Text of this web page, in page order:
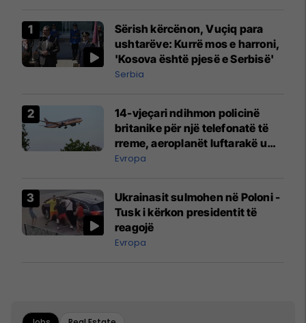
Sërish kërcënon, Vuçiq para
ushtarëve: Kurrë mos e harroni,
'Kosova është pjesë e Serbisë'
Serbia
14-vjeçari ndihmon policinë
britanike për një telefonatë të
rreme, aeroplanët luftarakë u
ngritën në ajër për të
Mançesterit
Evropa
Ukrainasit sulmohen në Poloni -
Tusk i kërkon presidentit të
reagojë
Evropa